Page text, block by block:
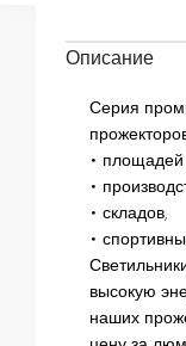
Описание
Серия
• площадей
•
• складов,
•
высокую
наших